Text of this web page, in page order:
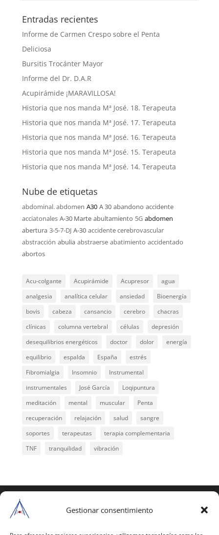
Gestionar consentimiento
Entradas recientes
Informe de Carmen Crespo sobre el Penta
Deliciosa
Bursitis Trocánter Mayor
Informe del Dr. D.A.R
Acupirámide ¡MARAVILLOSA!
Historia que nos manda Mª José. 18. Terapeuta
Historia que nos manda Mª José. 17. Terapeuta
Historia que nos manda Mª José. 16. Terapeuta
Historia que nos manda Mª José. 15. Terapeuta
Historia que nos manda Mª José. 14. Terapeuta
Nube de etiquetas
abdominal. abdomen A30 A 30 abandono accidente
acciatonales A-30 Marte abultamiento 5G abdomen
abertura 3-5-7-DJ A-30 accidente cerebrovascular
abstracción abulia abstraerse abatimiento accidentado
abortos
Acu-colgante Acupirámide Acupresor
agua
analgesia
analítica celular ansiedad
Bioenergía
bovis
cabeza cansancio cerebro
chacras
clínicas
columna vertebral células
depresión
desequilibrios energéticos
doctor dolor
energía
equilibrio
espalda España
estrés
Fibromialgia
Insomnio
Instrumental
instrumentales
José García
Loqipuntura
meditación
mental muscular
Penta
recuperación
relajación salud
sangre
soportes
terapeutas
terapia complementaria
TNF
tranquilidad vibración
reservados